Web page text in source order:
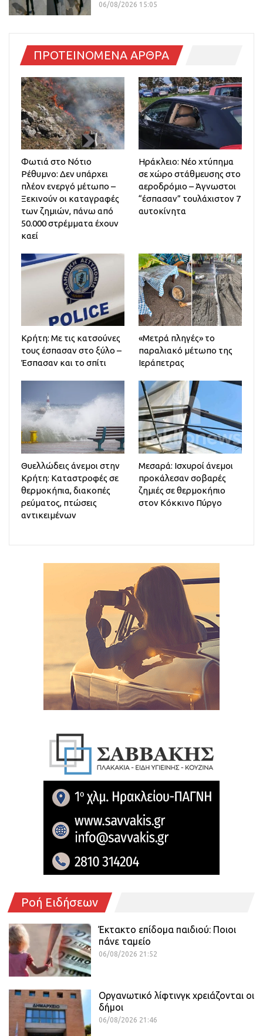
06/08/2026 15:05
ΠΡΟΤΕΙΝΟΜΕΝΑ ΑΡΘΡΑ
Φωτιά στο Νότιο
Ρέθυμνο: Δεν υπάρχει
πλέον ενεργό μέτωπο –
Ξεκινούν οι καταγραφές
των ζημιών, πάνω από
50.000 στρέμματα έχουν
καεί
Ηράκλειο: Νέο χτύπημα
σε χώρο στάθμευσης στο
αεροδρόμιο – Άγνωστοι
“έσπασαν” τουλάχιστον 7
αυτοκίνητα
Κρήτη: Με τις κατσούνες
τους έσπασαν στο ξύλο –
Έσπασαν και το σπίτι
«Μετρά πληγές» το
παραλιακό μέτωπο της
Ιεράπετρας
Θυελλώδεις άνεμοι στην
Κρήτη: Καταστροφές σε
θερμοκήπια, διακοπές
ρεύματος, πτώσεις
αντικειμένων
Μεσαρά: Ισχυροί άνεμοι
προκάλεσαν σοβαρές
ζημιές σε θερμοκήπιο
στον Κόκκινο Πύργο
Ροή Ειδήσεων
Έκτακτο επίδομα παιδιού: Ποιοι
πάνε ταμείο
06/08/2026 21:52
Οργανωτικό λίφτινγκ χρειάζονται οι
δήμοι
06/08/2026 21:46